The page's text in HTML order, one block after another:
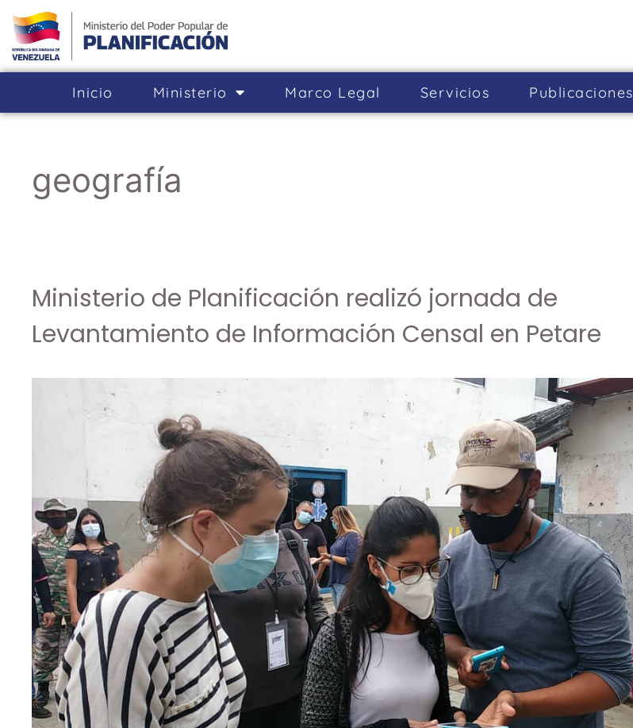
Inicio Ministerio Marco Legal Servicios Publicaciones
geografía
Ministerio de Planificación realizó jornada de
Levantamiento de Información Censal en Petare